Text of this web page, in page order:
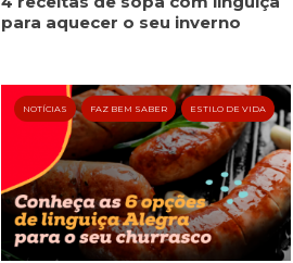
para aquecer o seu inverno
NOTÍCIAS FAZ BEM SABER ESTILO DE VIDA